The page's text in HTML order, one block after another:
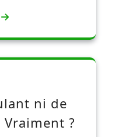
ni de
?